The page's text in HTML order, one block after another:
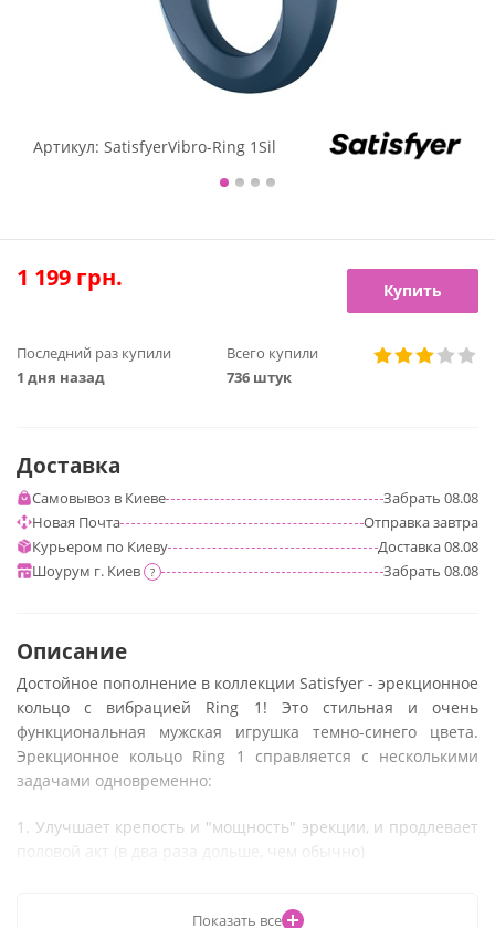
Артикул: SatisfyerVibro-Ring 1Sil
1 199 грн. Купить
Последний раз купили
1 дня назад
Всего купили
736 штук
Доставка
Самовывоз в Киеве Забрать 08.08
Новая Почта
Отправказавтра
Курьером по Киеву
Доставка08.08
Шоурум г. Киев
? Забрать 08.08
Описание
Достойное пополнение в коллекции Satisfyer - эрекционное
кольцо с вибрацией Ring 1 ! Это стильная и очень
функциональная мужская игрушка темно-синего цвета.
Эрекционное кольцо Ring 1
справляется с несколькими
задачами одновременно:
1. Улучшает крепость и "мощность" эрекции, и продлевает
половой акт (в два раза дольше, чем обычно)
Показать все